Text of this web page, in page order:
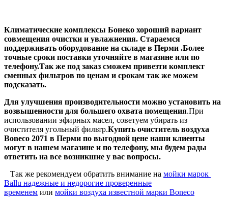
Климатические комплексы Бонеко хороший вариант
совмещения очистки и увлажнения. Стараемся
поддерживать оборудование на складе в Перми .Более
точные сроки поставки уточняйте в магазине или по
телефону.Так же под заказ сможем привезти комплект
сменных фильтров по ценам и срокам так же можем
подсказать.
Для улучшения производительности можно установить на
возвышенности для большего охвата помещения.При
использовании эфирных масел, советуем убирать из
очистителя угольный фильтр.Купить очиститель воздуха
Boneco 2071 в Перми по выгодной цене наши клиенты
могут в нашем магазине и по телефону, мы будем рады
ответить на все возникшие у вас вопросы.
Так же рекомендуем обратить внимание на мойки марок
Ballu надежные и недорогие проверенные
временем или мойки воздуха известной марки Boneco